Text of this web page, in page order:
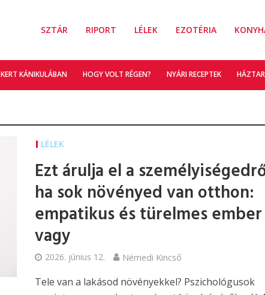
SZTÁR RIPORT LÉLEK EZOTÉRIA
KERT KÁNIKULÁBAN HOGY VOLT RÉGEN? NYÁRI RECEPTEK
LÉLEK
Ezt árulja el a
ha sok növényed van otthon:
empatikus és türelmes ember
vagy
2026. június 12. Némedi Kincső
Tele van a lakásod növényekkel? Pszichológusok